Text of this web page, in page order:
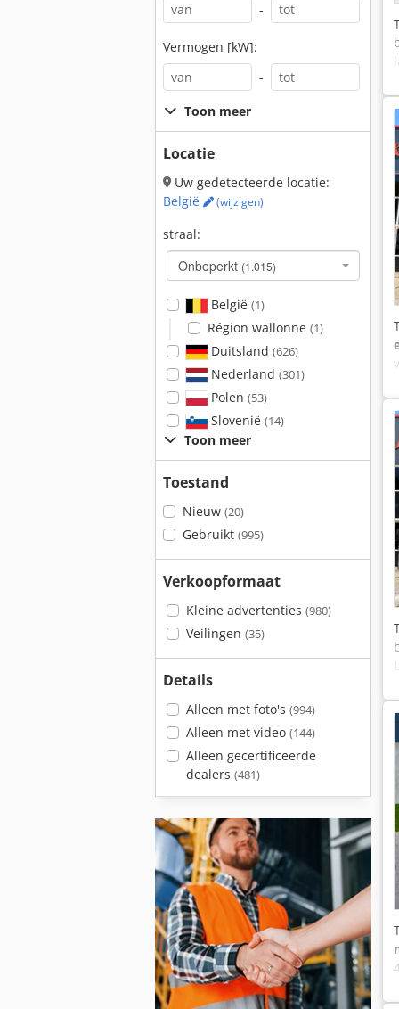
-
Vermogen [kW]:
-
Toon meer
Locatie
Uw gedetecteerde locatie:
België
(wijzigen)
straal:
Onbeperkt (1.015)
België (1)
Région wallonne (1)
Duitsland (626)
Nederland (301)
Polen (53)
Slovenië (14)
Toon meer
Toestand
Nieuw (20)
Gebruikt (995)
Verkoopformaat
Kleine advertenties (980)
Veilingen (35)
Details
Alleen met foto's (994)
Alleen met video (144)
Alleen gecertificeerde
dealers (481)